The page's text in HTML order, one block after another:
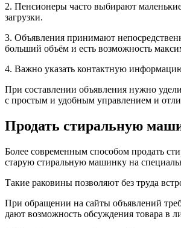
2. Пенсионеры часто выбирают
загрузки.
3. Объявления принимают
больший объём и есть возможность
4. Важно указать контактную
При составлении объявления нужно
с простым и удобным управлением и
Продать стиральную
Более современным способом продать
старую стиральную машинку на
Такие раковины позволяют без труда
При обращении на сайты объявлений
дают возможность обсуждения товара в